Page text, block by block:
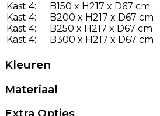
Kast 4:
Kast 4:
Kast 4:
Kast 4:
B150 x H217 x D67 cm
B200 x H217 x D67 cm
B250 x H217 x D67 cm
B300 x H217 x D67 cm
Kleuren
Materiaal